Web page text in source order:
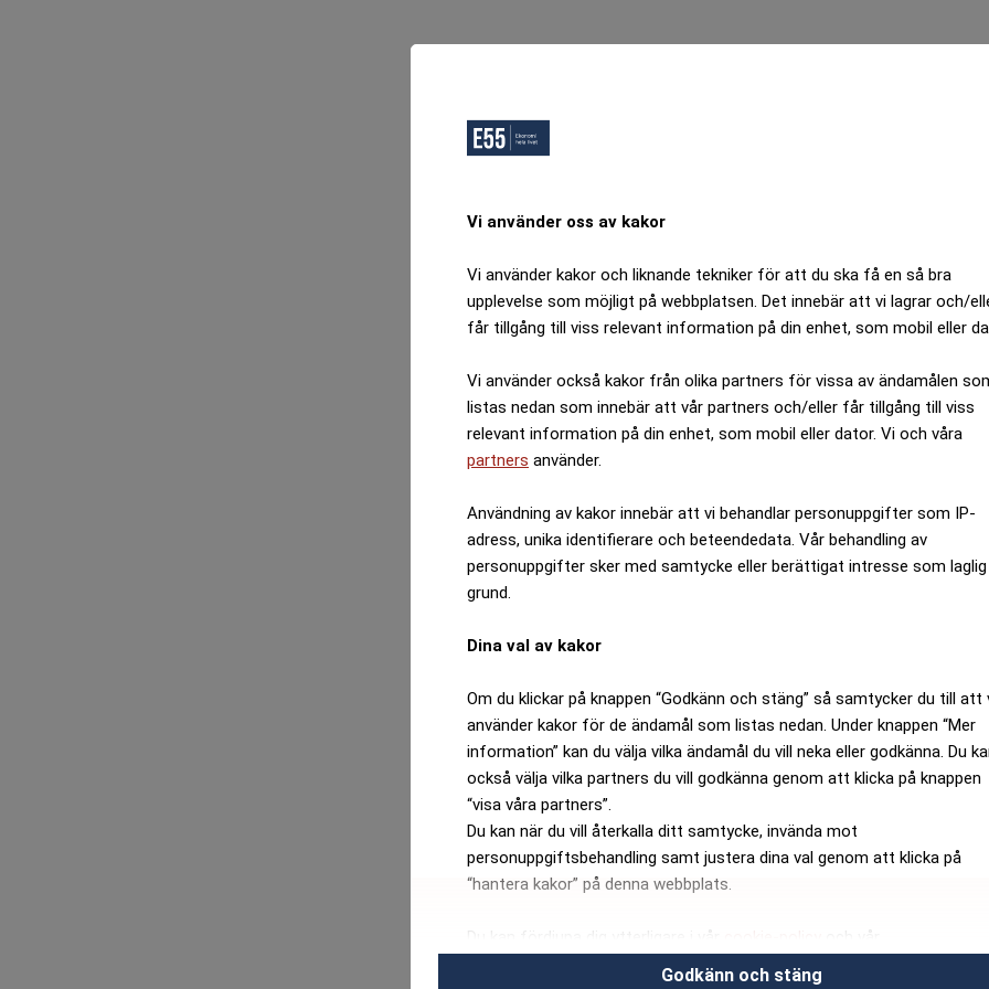
Vi använder oss av kakor
Vi använder kakor och liknande tekniker för att du ska få en så bra
upplevelse som möjligt på webbplatsen. Det innebär att vi lagrar och/
får tillgång till viss relevant information på din enhet, som mobil eller
Vi använder också kakor från olika partners för vissa av ändamålen
listas nedan som innebär att vår partners och/eller får tillgång till viss
relevant information på din enhet, som mobil eller dator. Vi och våra
partners använder.
Användning av kakor innebär att vi behandlar personuppgifter som IP-
adress, unika identifierare och beteendedata. Vår behandling av
personuppgifter sker med samtycke eller berättigat intresse som laglig
grund.
Dina val av kakor
Om du klickar på knappen “Godkänn och stäng” så samtycker du till att
använder kakor för de ändamål som listas nedan. Under knappen “Mer
information” kan du välja vilka ändamål du vill neka eller godkänna. Du
också välja vilka partners du vill godkänna genom att klicka på knappen
“visa våra partners”.
Du kan när du vill återkalla ditt samtycke, invända mot
personuppgiftsbehandling samt justera dina val genom att klicka på
“hantera kakor” på denna webbplats.
Godkänn och stäng
Oops, Ett fel inträffade.